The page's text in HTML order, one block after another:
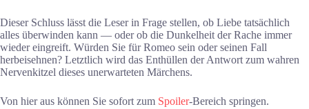
Dieser Schluss lässt die Leser in Frage stellen, ob Liebe tatsächlich
alles überwinden kann — oder ob die Dunkelheit der Rache immer
wieder eingreift. Würden Sie für Romeo sein oder seinen Fall
herbeisehnen? Letztlich wird das Enthüllen der Antwort zum wahren
Nervenkitzel dieses unerwarteten Märchens.
Von hier aus können Sie sofort zum Spoiler-Bereich springen.